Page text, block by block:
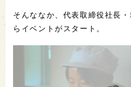
そんななか、代表取締役社長
らイベントがスタート。